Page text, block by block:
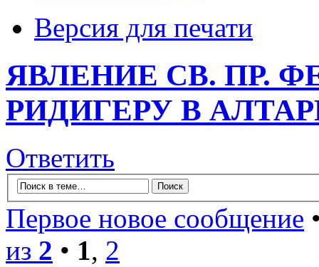
Версия для печати
ЯВЛЕНИЕ СВ. ПР.
РИДИГЕРУ В
Ответить
Первое новое сообщение
из 2 • 1, 2